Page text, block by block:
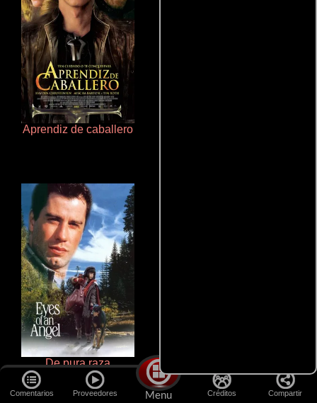
Comentarios Proveedores Menu Créditos Compartir
Aprendiz de caballero
De pura raza